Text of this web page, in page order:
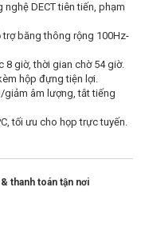
DECT tiên tiến, phạm
băng thông rộng 100Hz-
giờ, thời gian chờ 54 giờ.
hộp đựng tiện lợi.
giảm âm lượng, tắt tiếng
tối ưu cho họp trực tuyến.
thanh toán tận nơi